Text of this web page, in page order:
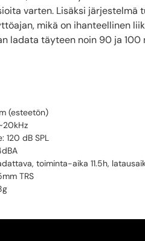
varten. Lisäksi järjestelmä
mikä on ihanteellinen
ladata täyteen noin 90 ja
(esteetön)
120 dB SPL
toiminta-aika 11.5h,
TRS